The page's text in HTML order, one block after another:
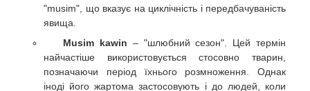
"musim", що вказує на циклічність і передбачуваність
явища.
Musim kawin – "шлюбний сезон". Цей термін
найчастіше використовується стосовно тварин,
позначаючи період їхнього розмноження. Однак
іноді його жартома застосовують і до людей, коли